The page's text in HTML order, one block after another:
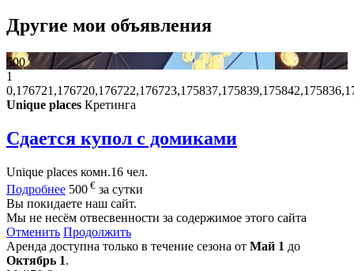
Другие мои объявления
500€
1
Unique places Кретинга
Сдается купол с домиками
Unique places комн.16 чел.
Подробнее 500 € за сутки
Вы покидаете наш сайт.
Мы не несём отвесвенности за содержимое этого сайта
Отменить Продолжить
Аренда доступна только в течение сезона от Май 1 до
Октябрь 1.